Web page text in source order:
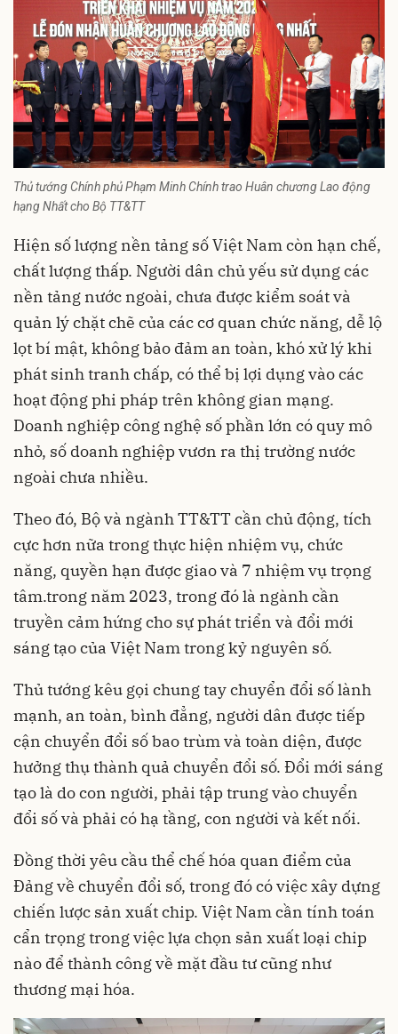
Thủ tướng Chính phủ Phạm Minh Chính trao Huân chương Lao động
hạng Nhất cho Bộ TT&TT
Hiện số lượng nền tảng số Việt Nam còn hạn chế,
chất lượng thấp. Người dân chủ yếu sử dụng các
nền tảng nước ngoài, chưa được kiểm soát và
quản lý chặt chẽ của các cơ quan chức năng, dễ lộ
lọt bí mật, không bảo đảm an toàn, khó xử lý khi
phát sinh tranh chấp, có thể bị lợi dụng vào các
hoạt động phi pháp trên không gian mạng.
Doanh nghiệp công nghệ số phần lớn có quy mô
nhỏ, số doanh nghiệp vươn ra thị trường nước
ngoài chưa nhiều.
Theo đó, Bộ và ngành TT&TT cần chủ động, tích
cực hơn nữa trong thực hiện nhiệm vụ, chức
năng, quyền hạn được giao và 7 nhiệm vụ trọng
tâm.trong năm 2023, trong đó là ngành cần
truyền cảm hứng cho sự phát triển và đổi mới
sáng tạo của Việt Nam trong kỷ nguyên số.
Thủ tướng kêu gọi chung tay chuyển đổi số lành
mạnh, an toàn, bình đẳng, người dân được tiếp
cận chuyển đổi số bao trùm và toàn diện, được
hưởng thụ thành quả chuyển đổi số. Đổi mới sáng
tạo là do con người, phải tập trung vào chuyển
đổi số và phải có hạ tầng, con người và kết nối.
Đồng thời yêu cầu thể chế hóa quan điểm của
Đảng về chuyển đổi số, trong đó có việc xây dựng
chiến lược sản xuất chip. Việt Nam cần tính toán
cẩn trọng trong việc lựa chọn sản xuất loại chip
nào để thành công về mặt đầu tư cũng như
thương mại hóa.